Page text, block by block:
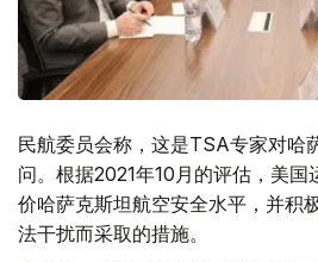
民航委员会称，这是TSA专家对哈
问。根据2021年10月的评估，美国
价哈萨克斯坦航空安全水平，并积
法干扰而采取的措施。